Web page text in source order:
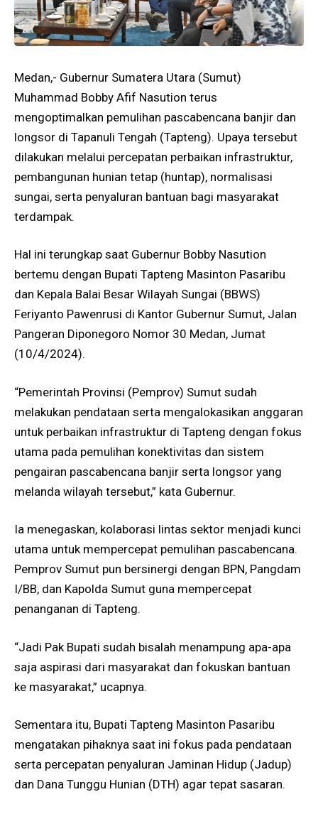
Medan,- Gubernur Sumatera Utara (Sumut)
Muhammad Bobby Afif Nasution terus
mengoptimalkan pemulihan pascabencana banjir dan
longsor di Tapanuli Tengah (Tapteng). Upaya tersebut
dilakukan melalui percepatan perbaikan infrastruktur,
pembangunan hunian tetap (huntap), normalisasi
sungai, serta penyaluran bantuan bagi masyarakat
terdampak.
Hal ini terungkap saat Gubernur Bobby Nasution
bertemu dengan Bupati Tapteng Masinton Pasaribu
dan Kepala Balai Besar Wilayah Sungai (BBWS)
Feriyanto Pawenrusi di Kantor Gubernur Sumut, Jalan
Pangeran Diponegoro Nomor 30 Medan, Jumat
(10/4/2024).
“Pemerintah Provinsi (Pemprov) Sumut sudah
melakukan pendataan serta mengalokasikan anggaran
untuk perbaikan infrastruktur di Tapteng dengan fokus
utama pada pemulihan konektivitas dan sistem
pengairan pascabencana banjir serta longsor yang
melanda wilayah tersebut,” kata Gubernur.
Ia menegaskan, kolaborasi lintas sektor menjadi kunci
utama untuk mempercepat pemulihan pascabencana.
Pemprov Sumut pun bersinergi dengan BPN, Pangdam
I/BB, dan Kapolda Sumut guna mempercepat
penanganan di Tapteng.
“Jadi Pak Bupati sudah bisalah menampung apa-apa
saja aspirasi dari masyarakat dan fokuskan bantuan
ke masyarakat,” ucapnya.
Sementara itu, Bupati Tapteng Masinton Pasaribu
mengatakan pihaknya saat ini fokus pada pendataan
serta percepatan penyaluran Jaminan Hidup (Jadup)
dan Dana Tunggu Hunian (DTH) agar tepat sasaran.